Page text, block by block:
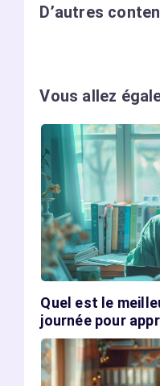
D’autres
Vous allez
Quel est le
journée pour